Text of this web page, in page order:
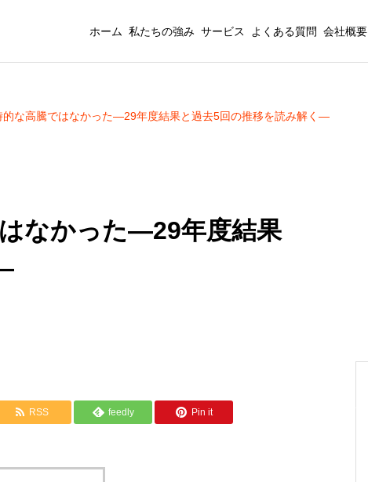
ホーム 私たちの強み サービス よくある質問 会社概要
的な高騰ではなかった―29年度結果と過去5回の推移を読み解く―
なかった―29年度結果
RSS feedly Pin it